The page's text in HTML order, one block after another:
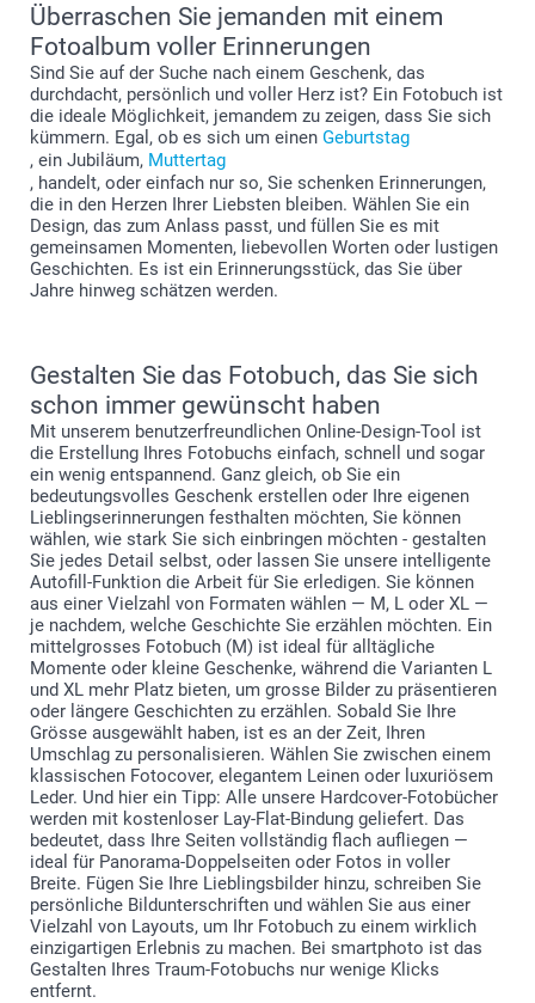
Überraschen Sie jemanden mit einem
Fotoalbum voller Erinnerungen
Sind Sie auf der Suche nach einem Geschenk, das
durchdacht, persönlich und voller Herz ist? Ein Fotobuch ist
die ideale Möglichkeit, jemandem zu zeigen, dass Sie sich
kümmern. Egal, ob es sich um einen Geburtstag
, ein Jubiläum, Muttertag
, handelt, oder einfach nur so, Sie schenken Erinnerungen,
die in den Herzen Ihrer Liebsten bleiben. Wählen Sie ein
Design, das zum Anlass passt, und füllen Sie es mit
gemeinsamen Momenten, liebevollen Worten oder lustigen
Geschichten. Es ist ein Erinnerungsstück, das Sie über
Jahre hinweg schätzen werden.
Gestalten Sie das Fotobuch, das Sie sich
schon immer gewünscht haben
Mit unserem benutzerfreundlichen Online-Design-Tool ist
die Erstellung Ihres Fotobuchs einfach, schnell und sogar
ein wenig entspannend. Ganz gleich, ob Sie ein
bedeutungsvolles Geschenk erstellen oder Ihre eigenen
Lieblingserinnerungen festhalten möchten, Sie können
wählen, wie stark Sie sich einbringen möchten - gestalten
Sie jedes Detail selbst, oder lassen Sie unsere intelligente
Autofill-Funktion die Arbeit für Sie erledigen. Sie können
aus einer Vielzahl von Formaten wählen — M, L oder XL —
je nachdem, welche Geschichte Sie erzählen möchten. Ein
mittelgrosses Fotobuch (M) ist ideal für alltägliche
Momente oder kleine Geschenke, während die Varianten L
und XL mehr Platz bieten, um grosse Bilder zu präsentieren
oder längere Geschichten zu erzählen. Sobald Sie Ihre
Grösse ausgewählt haben, ist es an der Zeit, Ihren
Umschlag zu personalisieren. Wählen Sie zwischen einem
klassischen Fotocover, elegantem Leinen oder luxuriösem
Leder. Und hier ein Tipp: Alle unsere Hardcover-Fotobücher
werden mit kostenloser Lay-Flat-Bindung geliefert. Das
bedeutet, dass Ihre Seiten vollständig flach aufliegen —
ideal für Panorama-Doppelseiten oder Fotos in voller
Breite. Fügen Sie Ihre Lieblingsbilder hinzu, schreiben Sie
persönliche Bildunterschriften und wählen Sie aus einer
Vielzahl von Layouts, um Ihr Fotobuch zu einem wirklich
einzigartigen Erlebnis zu machen. Bei smartphoto ist das
Gestalten Ihres Traum-Fotobuchs nur wenige Klicks
entfernt.